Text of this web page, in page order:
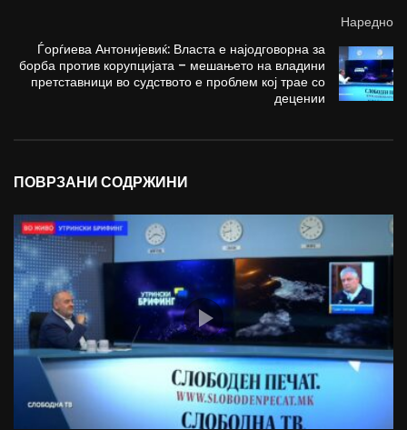
Наредно
Ѓорѓиева Антонијевиќ: Власта е најодговорна за
борба против корупцијата – мешањето на владини
претставници во судството е проблем кој трае со
децении
ПОВРЗАНИ СОДРЖИНИ